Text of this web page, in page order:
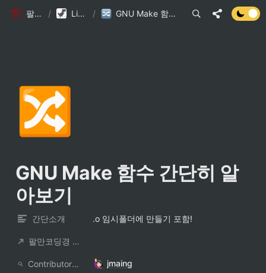
팔만코딩경 / Library DB / GNU Make 함수 간단히 알아보기
🔀
GNU Make 함수 간단히 알
아보기
간단소개 .o 임시폴더에 만들기 포함!
팔만코딩경 컨트리뷰터
ContributorNotionAccount jmaing